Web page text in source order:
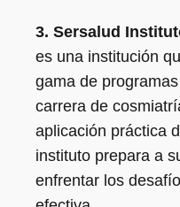
3. Sersalud
es una institución
gama de
carrera de
aplicación práctica
instituto prepara a
enfrentar los